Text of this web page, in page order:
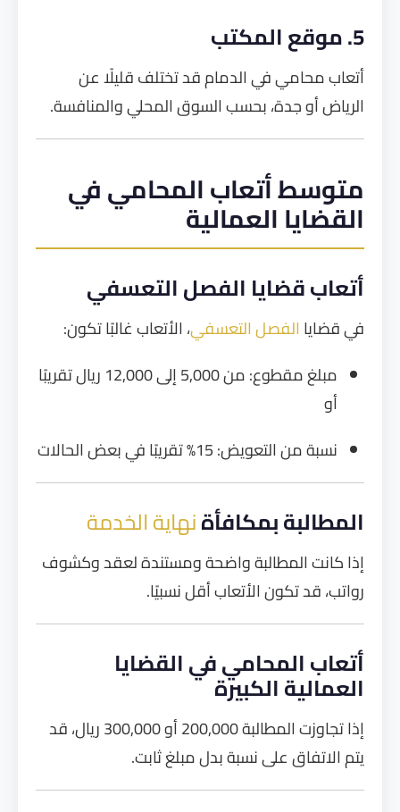
5. موقع المكتب
أتعاب محامي في الدمام قد تختلف قليلًا عن
الرياض أو جدة، بحسب السوق المحلي والمنافسة.
متوسط أتعاب المحامي في
القضايا العمالية
أتعاب قضايا الفصل التعسفي
في قضايا الفصل التعسفي، الأتعاب غالبًا تكون:
مبلغ مقطوع: من 5,000 إلى 12,000 ريال تقريبًا
أو
نسبة من التعويض: 15% تقريبًا في بعض الحالات
المطالبة بمكافأةنهاية الخدمة
إذا كانت المطالبة واضحة ومستندة لعقد وكشوف
رواتب، قد تكون الأتعاب أقل نسبيًا.
أتعاب المحامي في القضايا
العمالية الكبيرة
إذا تجاوزت المطالبة 200,000 أو 300,000 ريال، قد
يتم الاتفاق على نسبة بدل مبلغ ثابت.